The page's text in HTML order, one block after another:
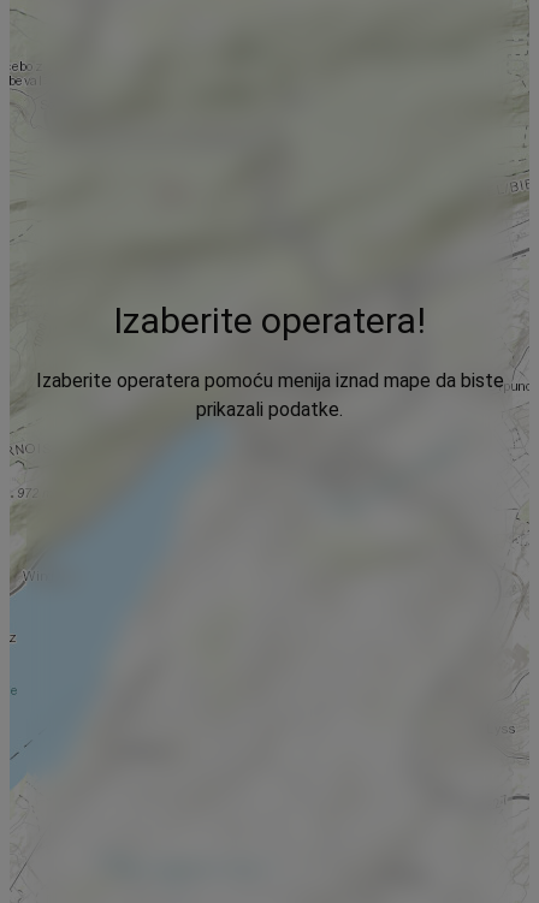
Izaberite operatera!
Izaberite operatera pomoću menija iznad mape da biste
prikazali podatke.